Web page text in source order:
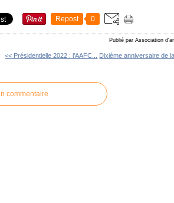
Repost 0
Publié par Association
<< Présidentielle 2022 : l’AAFC... Dixième anniversaire de
commentaire